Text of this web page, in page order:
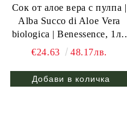
Сок от алое вера с пулпа |
Alba Succo di Aloe Vera
biologica | Benessence, 1л /
20 дози
€24.63 48.17лв.